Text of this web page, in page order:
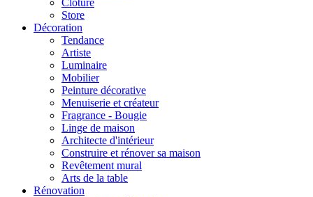
Clôture
Store
Décoration
Tendance
Artiste
Luminaire
Mobilier
Peinture décorative
Menuiserie et créateur
Fragrance - Bougie
Linge de maison
Architecte d'intérieur
Construire et rénover sa maison
Revêtement mural
Arts de la table
Rénovation